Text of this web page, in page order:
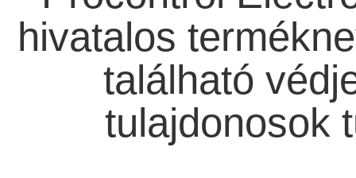
hivatalos
található
tulajdonosok